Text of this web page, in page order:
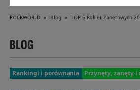
ROCKWORLD Blog TOP 5 Rakiet Zanętowych
BLOG
Rankingi i porównania Przynęty, zanęty i